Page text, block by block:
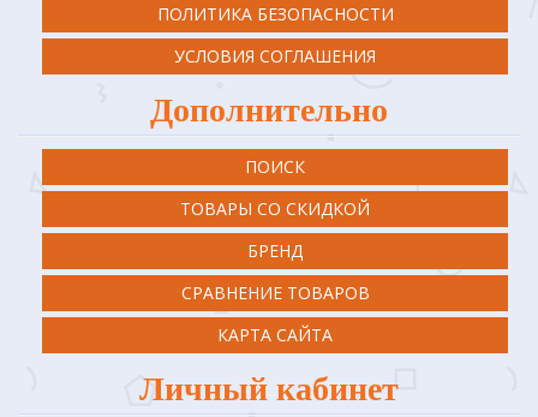
ПОЛИТИКА БЕЗОПАСНОСТИ
УСЛОВИЯ СОГЛАШЕНИЯ
Дополнительно
ПОИСК
ТОВАРЫ СО СКИДКОЙ
БРЕНД
СРАВНЕНИЕ ТОВАРОВ
КАРТА САЙТА
Личный кабинет